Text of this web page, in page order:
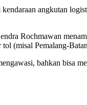
angkutan
Rochmawan
(misal Pemalang-
bahkan bisa